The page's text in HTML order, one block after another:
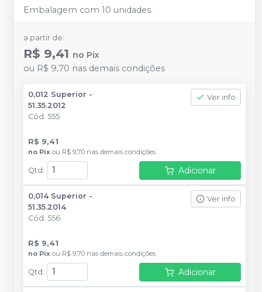
Embalagem com 10 unidades.
a partir de:
R$ 9,41 no Pix
ou R$ 9,70 nas demais condições
0,012 Superior -
51.35.2012
Cód. 555
Ver info
R$ 9,41
no Pix ou R$ 9,70 nas demais condições
Qtd : Adicionar
0,014 Superior -
51.35.2014
Cód. 556
Ver info
R$ 9,41
no Pix ou R$ 9,70 nas demais condições
Qtd : Adicionar